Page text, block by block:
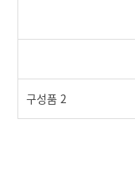
구성품 2